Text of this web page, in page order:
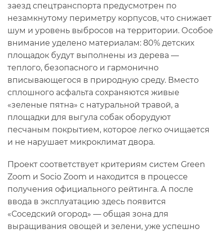
заезд спецтранспорта предусмотрен по
незамкнутому периметру корпусов, что снижает
шум и уровень выбросов на территории. Особое
внимание уделено материалам: 80% детских
площадок будут выполнены из дерева —
теплого, безопасного и гармонично
вписывающегося в природную среду. Вместо
сплошного асфальта сохраняются живые
«зеленые пятна» с натуральной травой, а
площадки для выгула собак оборудуют
песчаным покрытием, которое легко очищается
и не нарушает микроклимат двора.
Проект соответствует критериям систем Green
Zoom и Socio Zoom и находится в процессе
получения официального рейтинга. А после
ввода в эксплуатацию здесь появится
«Соседский огород» — общая зона для
выращивания овощей и зелени, уже успешно